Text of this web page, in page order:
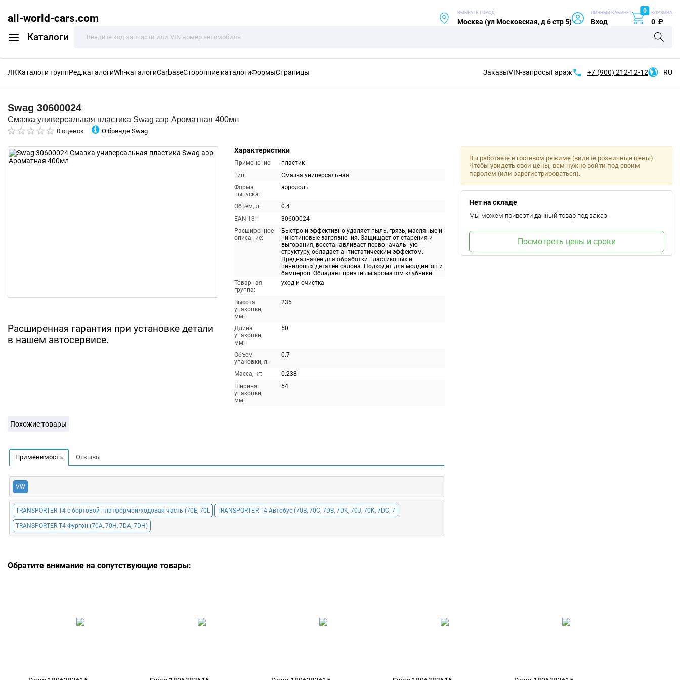
all-world-cars.com
Каталоги
ВЫБРАТЬ ГОРОД
Москва (ул Московская, д 6 стр 5)
ЛИЧНЫЙ КАБИНЕТ
Вход
0 КОРЗИНА
0 ₽
ЛККаталоги группРед.каталогиWh-каталогиCarbaseСторонние каталогиФормыСтраницы ЗаказыVIN-запросыГараж +7 (900) 212-12-12 RU
Swag 30600024
Смазка универсальная пластика Swag аэр Ароматная 400мл
0 оценок О бренде Swag
Расширенная гарантия при установке детали
в нашем автосервисе.
Характеристики
Применение:
пластик
Тип:
Смазка универсальная
Форма
выпуска:
аэрозоль
Объём, л:
0.4
EAN-13:
30600024
Расширенное
описание:
Быстро и эффективно удаляет пыль, грязь, масляные и
никотиновые загрязнения. Защищает от старения и
выгорания, восстанавливает первоначальную
структуру, обладает антистатическим эффектом.
Предназначен для обработки пластиковых и
виниловых деталей салона. Подходит для молдингов и
бамперов. Обладает приятным ароматом клубники.
Товарная
группа:
уход и очистка
Высота
упаковки,
мм:
235
Длина
упаковки,
мм:
50
Объем
упаковки, л:
0.7
Масса, кг:
0.238
Ширина
упаковки,
мм:
54
Вы работаете в гостевом режиме (видите розничные цены).
Чтобы увидеть свои цены, вам нужно войти под своим
паролем (или зарегистрироваться).
Нет на складе
Мы можем привезти данный товар под заказ.
Посмотреть цены и сроки
Похожие товары
Применимость Отзывы
VW
TRANSPORTER T4 c бортовой платформой/ходовая часть (70E, 70L TRANSPORTER T4 Автобус (70B, 70C, 7DB, 7DK, 70J, 70K, 7DC, 7
TRANSPORTER T4 Фургон (70A, 70H, 7DA, 7DH)
Обратите внимание на сопутствующие товары: